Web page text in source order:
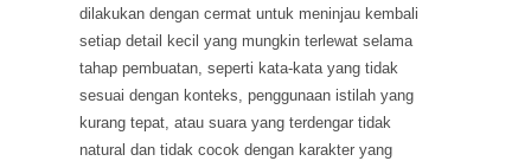
dilakukan dengan cermat untuk meninjau kembali
setiap detail kecil yang mungkin terlewat selama
tahap pembuatan, seperti kata-kata yang tidak
sesuai dengan konteks, penggunaan istilah yang
kurang tepat, atau suara yang terdengar tidak
natural dan tidak cocok dengan karakter yang